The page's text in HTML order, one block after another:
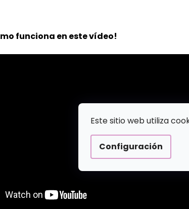
Este sitio web utiliza
Configuración
funciona en este vídeo!